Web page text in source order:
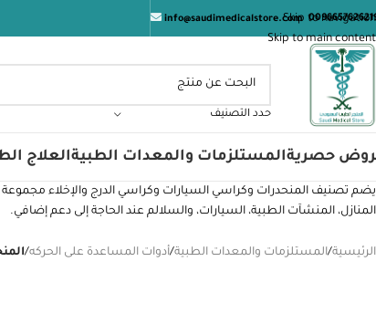
Skip to navigation
Skip to main content
info@saudimedicalstore.com
حدد التصنيف
حصريةالمستلزمات والمعدات الطبيةالعلاج
يضم تصنيف المنحدرات وكراسي السيارات وكراسي الدرج والإخلاء
المنازل، المنشآت الطبية، السيارات، والسلالم عند الحاجة إلى دعم إضافي.
الرئيسية/المستلزمات والمعدات الطبية/أدوات المساعدة على الحركه/